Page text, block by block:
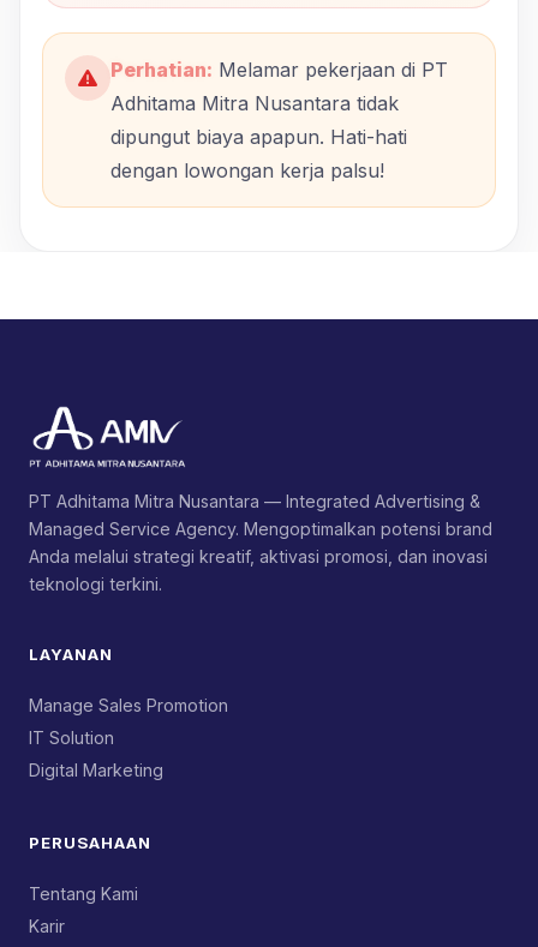
Perhatian: Melamar pekerjaan di PT
Adhitama Mitra Nusantara tidak
dipungut biaya apapun. Hati-hati
dengan lowongan kerja palsu!
PT Adhitama Mitra Nusantara — Integrated Advertising &
Managed Service Agency. Mengoptimalkan potensi brand
Anda melalui strategi kreatif, aktivasi promosi, dan inovasi
teknologi terkini.
LAYANAN
Manage Sales Promotion
IT Solution
Digital Marketing
PERUSAHAAN
Tentang Kami
Karir